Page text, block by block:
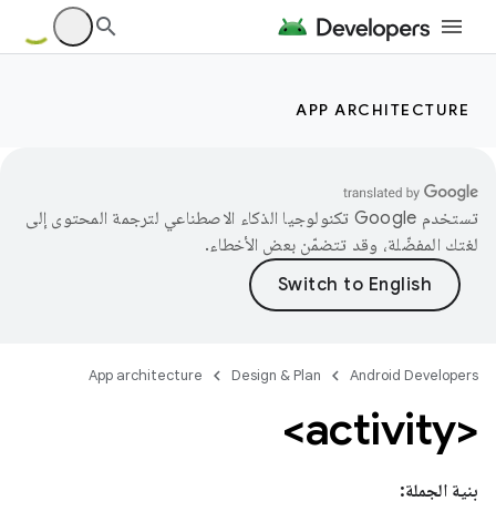
APP ARCHITECTURE
تستخدم Google تكنولوجيا الذكاء الاصطناعي لترجمة المحتوى إلى
لغتك المفضّلة، وقد تتضمّن بعض الأخطاء.
Android Developers
Design & Plan
App architecture
<activity>
بنية الجملة: